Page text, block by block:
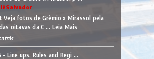
Veja fotos de Grêmio x Mirassol pela
oitavas da C … Leia Mais
atrás
- Line ups, Rules and Regi …